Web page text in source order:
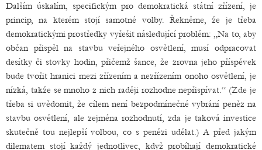
Dalším úskalím, specifickým pro demokratická státní zřízení, je
princip, na kterém stojí samotné volby. Řekněme, že je třeba
demokratickými prostředky vyřešit následující problém: „Na to, aby
občan přispěl na stavbu veřejného osvětlení, musí odpracovat
desítky či stovky hodin, přičemž šance, že zrovna jeho příspěvek
bude tvořit hranici mezi zřízením a nezřízením onoho osvětlení, je
nízká, takže se mnoho z nich raději rozhodne nepřispívat.“ (Zde je
třeba si uvědomit, že cílem není bezpodmínečné vybrání peněz na
stavbu osvětlení, ale zejména rozhodnutí, zda je taková investice
skutečně tou nejlepší volbou, co s penězi udělat.) A před jakým
dilematem stojí každý jednotlivec, když probíhají demokratické